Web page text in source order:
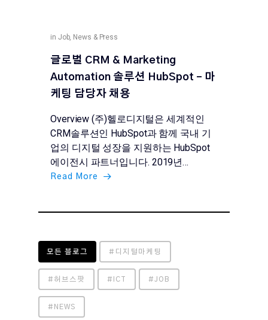
in Job, News & Press
글로벌 CRM & Marketing
Automation 솔루션 HubSpot – 마
케팅 담당자 채용
Overview (주)헬로디지털은 세계적인
CRM솔루션인 HubSpot과 함께 국내 기
업의 디지털 성장을 지원하는 HubSpot
에이전시 파트너입니다. 2019년…
Read More
모든 블로그 #디지털마케팅
#허브스팟 #ICT #JOB
#NEWS